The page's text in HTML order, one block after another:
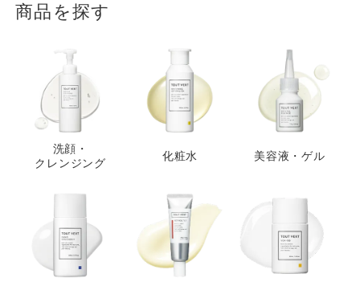
商品を探す
洗顔・
クレンジング
化粧水 美容液・ゲル